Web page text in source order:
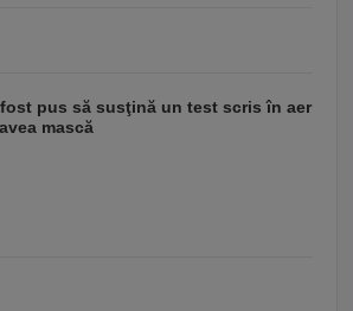
pus să susţină un test scris în aer
mască